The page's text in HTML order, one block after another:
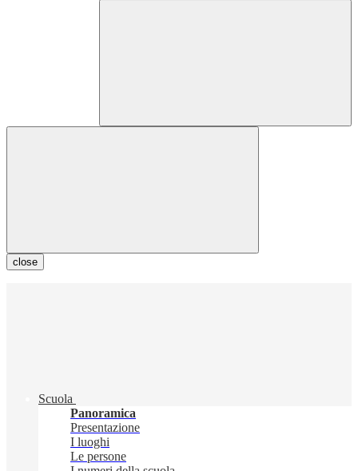
close
Scuola
Panoramica
Presentazione
I luoghi
Le persone